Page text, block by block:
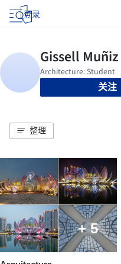
登录
关注
整理
+ 5